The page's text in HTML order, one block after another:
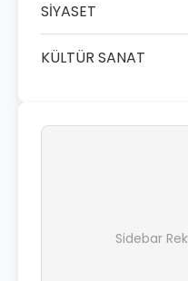
SİYASET
KÜLTÜR SANAT
Sidebar